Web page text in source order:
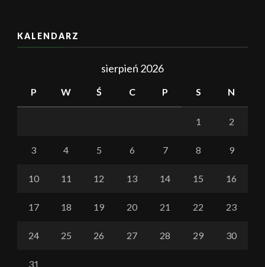
KALENDARZ
sierpień 2026
P W Ś C P S N
1 2
3 4 5 6 7 8 9
10 11 12 13 14 15 16
17 18 19 20 21 22 23
24 25 26 27 28 29 30
31